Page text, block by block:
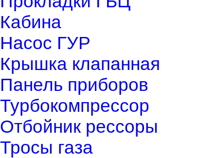
Кабина
Насос ГУР
Крышка клапанная
Панель приборов
Турбокомпрессор
Отбойник рессоры
Тросы газа